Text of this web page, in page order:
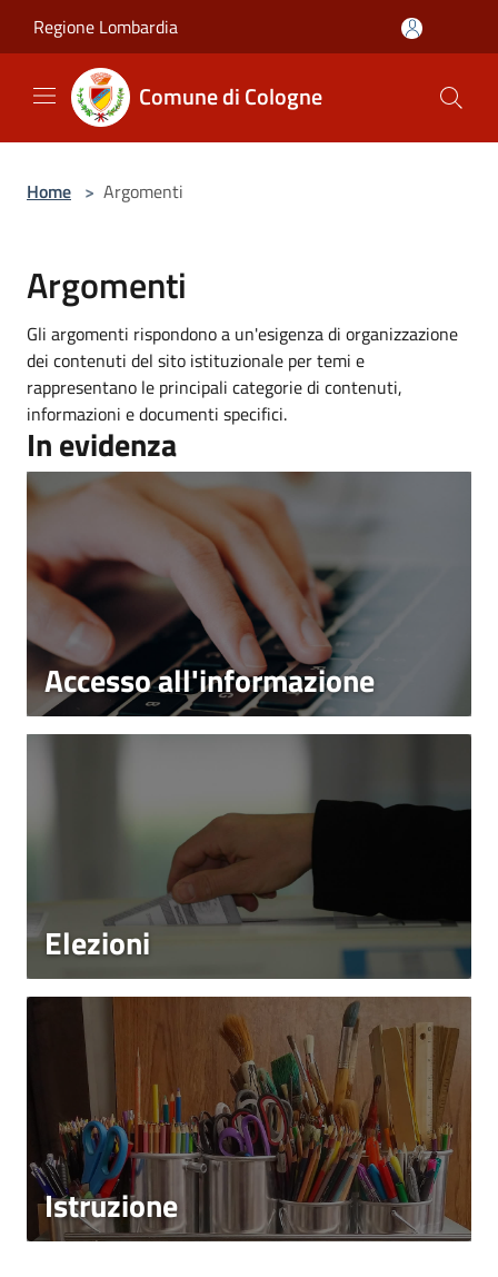
Regione Lombardia
Comune di Cologne
Home > Argomenti
Argomenti
Gli argomenti rispondono a un'esigenza di organizzazione
dei contenuti del sito istituzionale per temi e
rappresentano le principali categorie di contenuti,
informazioni e documenti specifici.
In evidenza
Accesso all'informazione
Elezioni
Istruzione